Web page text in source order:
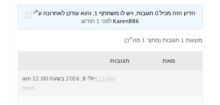
הדיון הזה מכיל 0 תגובות, ויש לו משתתף 1, והוא עודכן לאחרונה ע״י
לפני 1 חודש .
מוצגות 1 תגובות (מתוך 1 סה״כ)
מאת תגובות
יולי 8, 2026 בשעה 12:00 am#51484
תגובה